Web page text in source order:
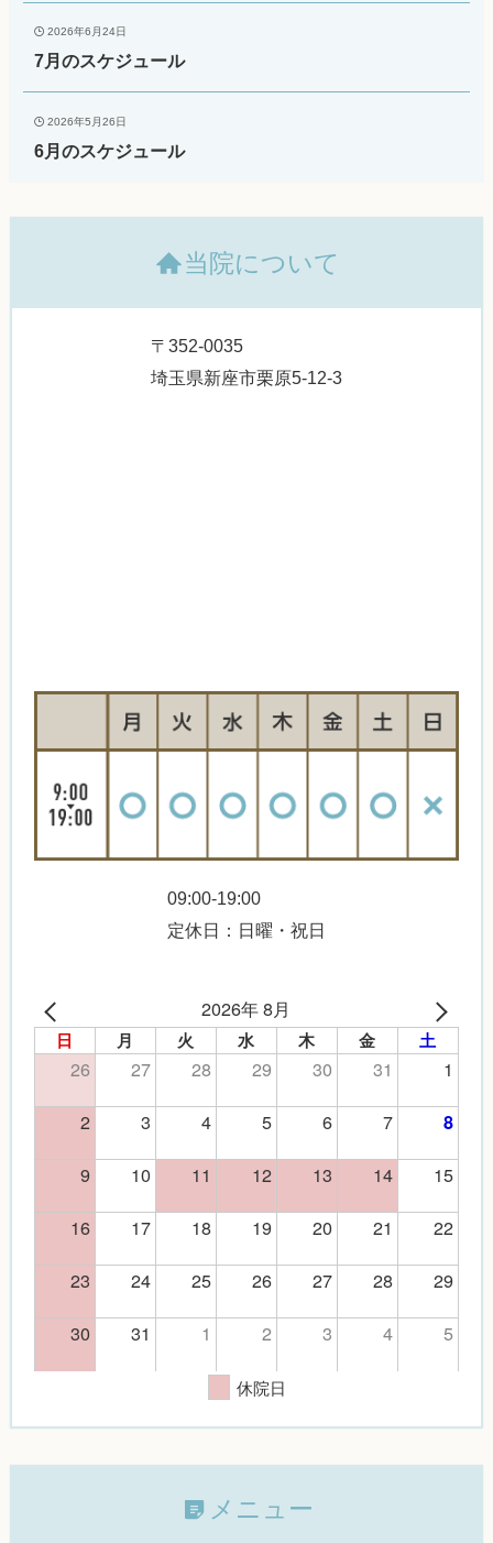
2026年6月24日
7月のスケジュール
2026年5月26日
6月のスケジュール
当院について
〒352-0035
埼玉県新座市栗原5-12-3
09:00-19:00
定休日：日曜・祝日
2026年 8月
日 月 火 水 木 金 土
26 27 28 29 30 31
1
2
3 4 5 6 7 8
9 10 11 12 13 14
15
16
17 18 19 20 21
22
23
24 25 26 27 28
29
30
31 1 2 3 4 5
休院日
メニュー